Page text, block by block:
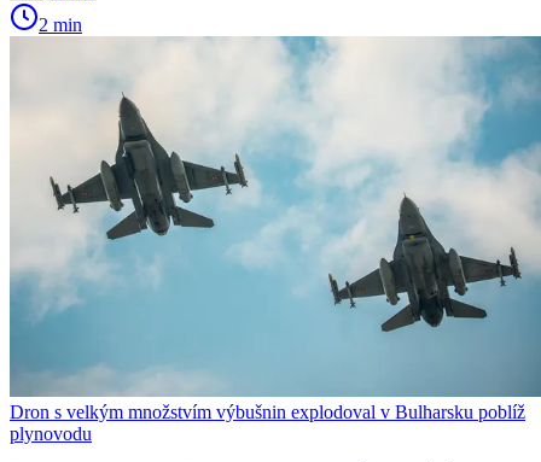
2 min
Dron s velkým množstvím výbušnin explodoval v Bulharsku poblíž
plynovodu